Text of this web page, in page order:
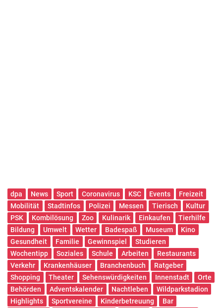
dpa News Sport Coronavirus KSC Events
Freizeit
Mobilität
Stadtinfos Polizei Messen Tierisch
Kultur
PSK
Kombilösung Zoo Kulinarik Einkaufen
Tierhilfe
Bildung
Umwelt Wetter Badespaß Museum
Kino
Gesundheit
Familie Gewinnspiel
Studieren
Wochentipp
Soziales Schule Arbeiten
Restaurants
Verkehr
Krankenhäuser Branchenbuch
Ratgeber
Shopping
Theater Sehenswürdigkeiten Innenstadt
Orte
Behörden
Adventskalender Nachtleben
Wildparkstadion
Highlights
Sportvereine Kinderbetreuung
Bar